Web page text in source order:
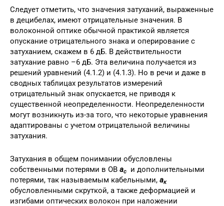
Следует отметить, что значения затуханий, выраженные
в децибелах, имеют отрицательные значения. В
волоконной оптике обычной практикой является
опускание отрицательного знака и оперирование с
затуханием, скажем в 6 дБ. В действительности
затухание равно –6 дБ. Эта величина получается из
решений уравнений (4.1.2) и (4.1.3). Но в речи и даже в
сводных таблицах результатов измерений
отрицательный знак опускается, не приводя к
существенной неопределенности. Неопределенности
могут возникнуть из-за того, что некоторые уравнения
адаптированы с учетом отрицательной величины
затухания.
Затухания в общем понимании обусловлены
собственными потерями в ОВ ac
и дополнительными
потерями, так называемым кабельными, aк
обусловленными скруткой, а также деформацией и
изгибами оптических волокон при наложении